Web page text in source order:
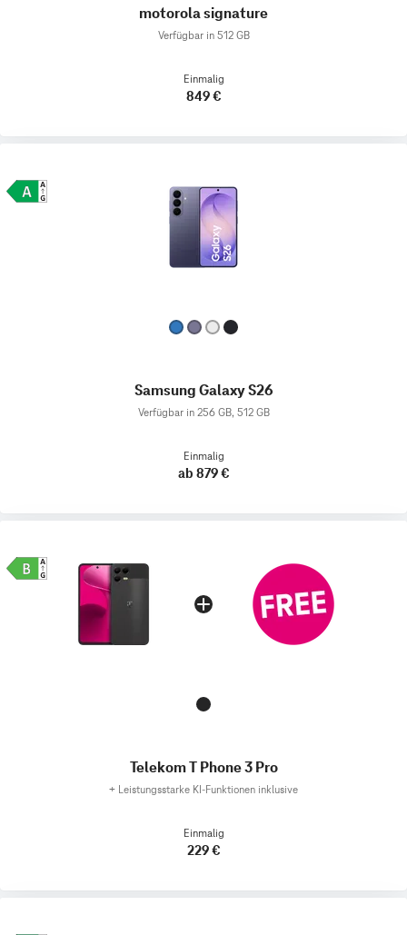
motorola signature
Verfügbar in 512 GB
Einmalig
849 €
Samsung Galaxy S26
Verfügbar in 256 GB, 512 GB
Einmalig
ab 879 €
Telekom T Phone 3 Pro
+ Leistungsstarke KI-Funktionen inklusive
Einmalig
229 €